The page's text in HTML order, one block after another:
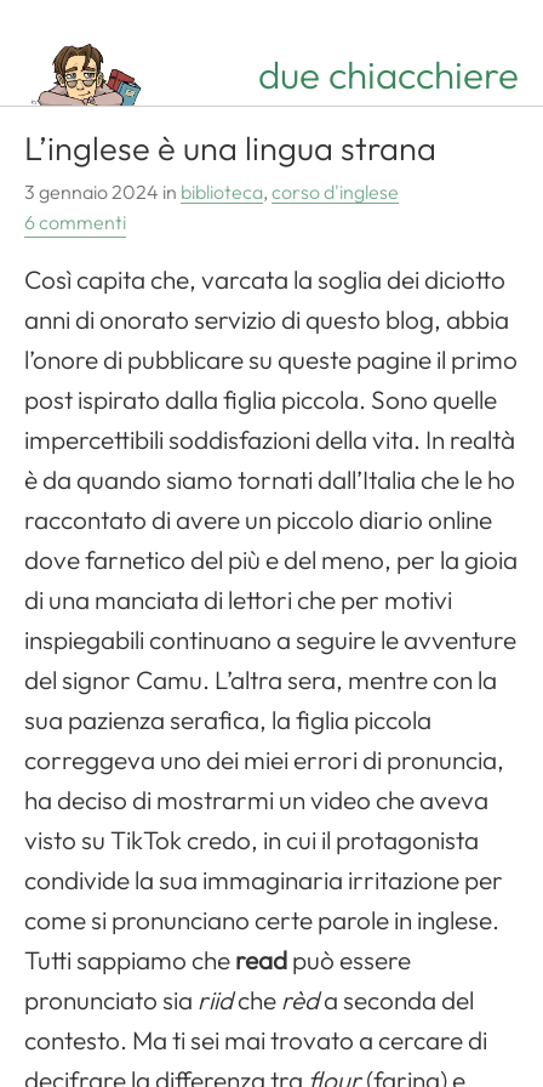
due chiacchiere
L’inglese è una lingua strana
3 gennaio 2024 in biblioteca, corso d'inglese
6 commenti
Così capita che, varcata la soglia dei diciotto
anni di onorato servizio di questo blog, abbia
l’onore di pubblicare su queste pagine il primo
post ispirato dalla figlia piccola. Sono quelle
impercettibili soddisfazioni della vita. In realtà
è da quando siamo tornati dall’Italia che le ho
raccontato di avere un piccolo diario online
dove farnetico del più e del meno, per la gioia
di una manciata di lettori che per motivi
inspiegabili continuano a seguire le avventure
del signor Camu. L’altra sera, mentre con la
sua pazienza serafica, la figlia piccola
correggeva uno dei miei errori di pronuncia,
ha deciso di mostrarmi un video che aveva
visto su TikTok credo, in cui il protagonista
condivide la sua immaginaria irritazione per
come si pronunciano certe parole in inglese.
Tutti sappiamo chereadpuò essere
pronunciato sia riidcherèda seconda del
contesto. Ma ti sei mai trovato a cercare di
decifrare la differenza tra flour(farina) e